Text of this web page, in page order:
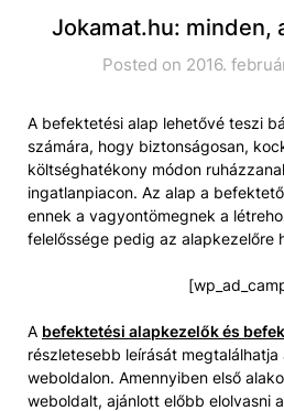
Jokamat.hu: minden,
Posted on 2016.
A befektetési alap lehetővé teszi
számára, hogy biztonságosan,
költséghatékony módon
ingatlanpiacon. Az alap a
ennek a vagyontömegnek a
felelőssége pedig az alapkezelőre
A befektetési alapkezelők és
részletesebb leírását megtalálhatja
weboldalon. Amennyiben első
weboldalt, ajánlott előbb elolvasni